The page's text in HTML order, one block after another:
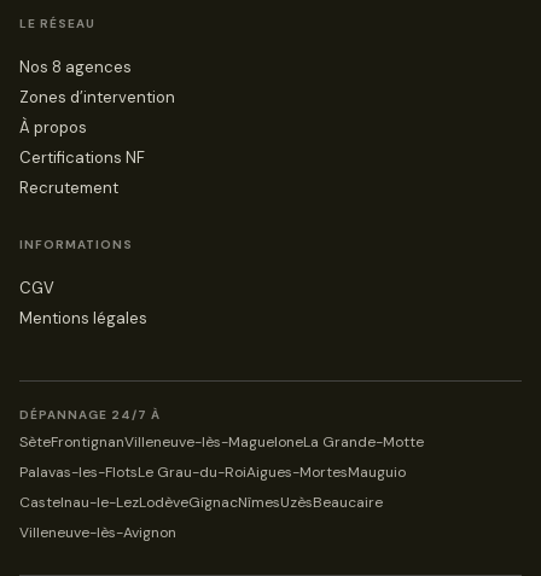
LE RÉSEAU
Nos 8 agences
Zones d’intervention
À propos
Certifications NF
Recrutement
INFORMATIONS
CGV
Mentions légales
DÉPANNAGE 24/7 À
SèteFrontignanVilleneuve-lès-MagueloneLa Grande-Motte
Palavas-les-FlotsLe Grau-du-RoiAigues-MortesMauguio
Castelnau-le-LezLodèveGignacNîmesUzèsBeaucaire
Villeneuve-lès-Avignon